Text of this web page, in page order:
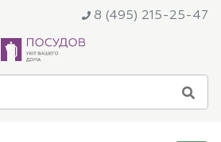
8 (495) 215-25-47